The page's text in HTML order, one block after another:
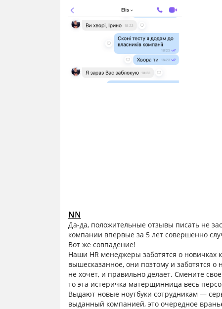
NN
Да-да, положительные отзывы писать не
компании впервые за 5 лет совершенно
Вот же совпадение!
Наши HR менеджеры заботятся о новичках
вышесказанное, они поэтому и заботятся о
не хочет, и правильно делает. Смените
то эта истеричка матерщинница весь
Выдают новые ноутбуки сотрудникам —
выданный компанией, это очередное